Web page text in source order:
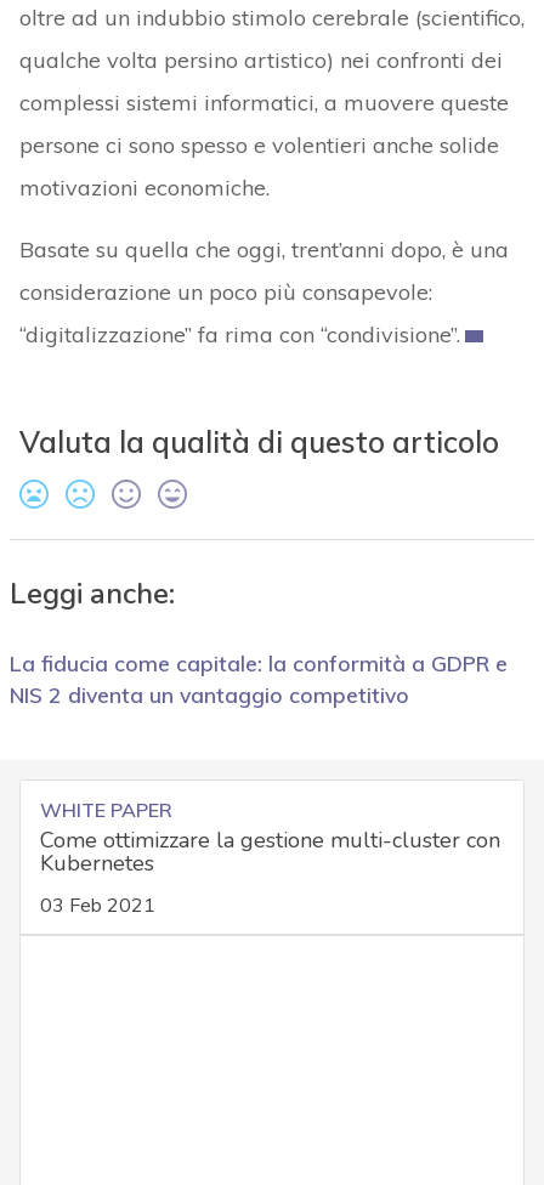
oltre ad un indubbio stimolo cerebrale (scientifico,
qualche volta persino artistico) nei confronti dei
complessi sistemi informatici, a muovere queste
persone ci sono spesso e volentieri anche solide
motivazioni economiche.
Basate su quella che oggi, trent’anni dopo, è una
considerazione un poco più consapevole:
“digitalizzazione” fa rima con “condivisione”.
Valuta la qualità di questo articolo
Leggi anche:
La fiducia come capitale: la conformità a GDPR e
NIS 2 diventa un vantaggio competitivo
WHITE PAPER
Come ottimizzare la gestione multi-cluster con
Kubernetes
03 Feb 2021